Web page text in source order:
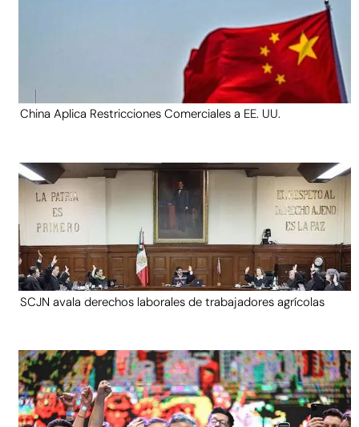
China Aplica Restricciones Comerciales a EE. UU.
SCJN avala derechos laborales de trabajadores agrícolas